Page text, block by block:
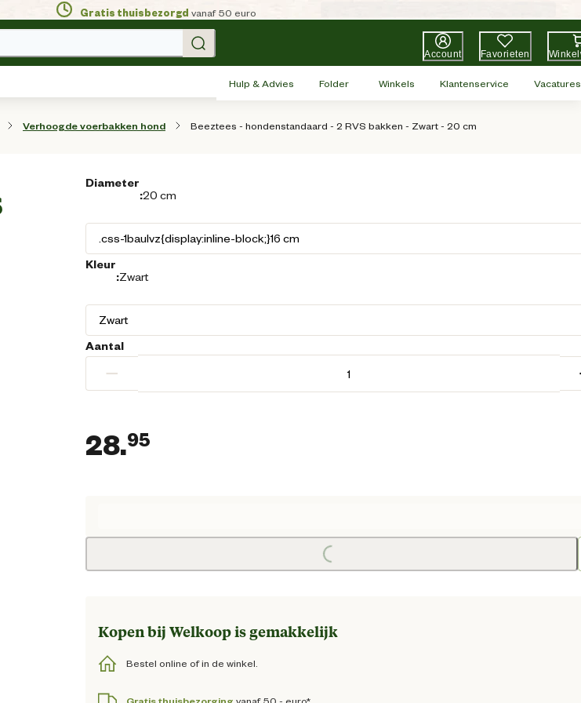
Gratis thuisbezorgd vanaf 50 euro
Account Favorieten
Hulp & Advies Folder Winkels Klantenservice Vacatures
Verhoogde voerbakken hond Beeztees - hondenstandaard - 2 RVS bakken - Zwart - 20 cm
Diameter
:20 cm
Kleur
:Zwart
Aantal
−
28.95
Loading...
Kopen bij Welkoop is gemakkelijk
Bestel online of in de winkel.